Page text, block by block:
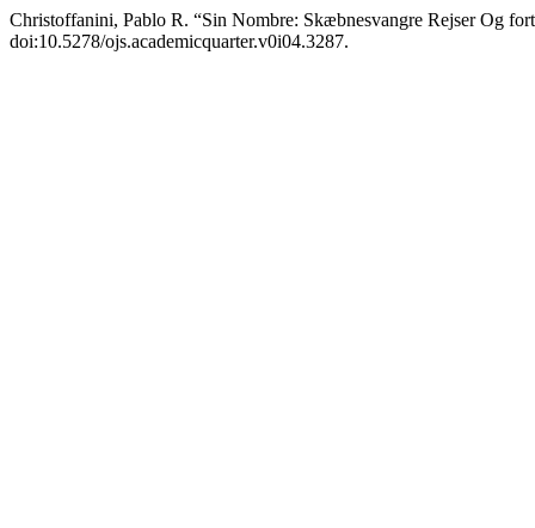
Christoffanini, Pablo R. “Sin Nombre: Skæbnesvangre Rejser Og
doi:10.5278/ojs.academicquarter.v0i04.3287.